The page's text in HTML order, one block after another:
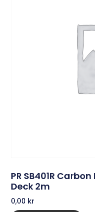
PR SB401R
Deck 2m
0,00 kr